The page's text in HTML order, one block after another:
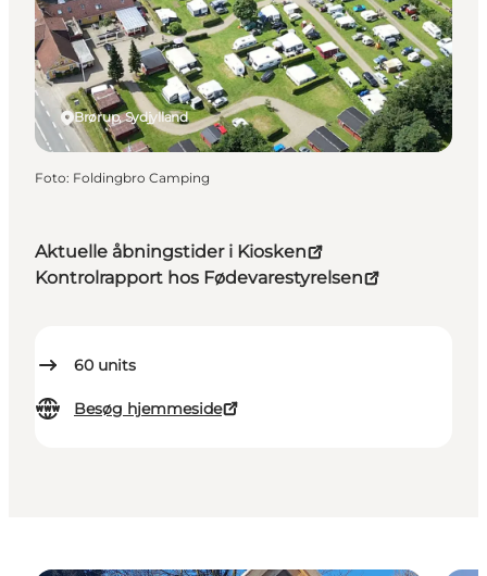
Aktuelle åbningstider i Kiosken
Kontrolrapport hos Fødevarestyrelsen
60 units
Besøg hjemmeside
Brørup, Sydjylland
Foto: Foldingbro Camping